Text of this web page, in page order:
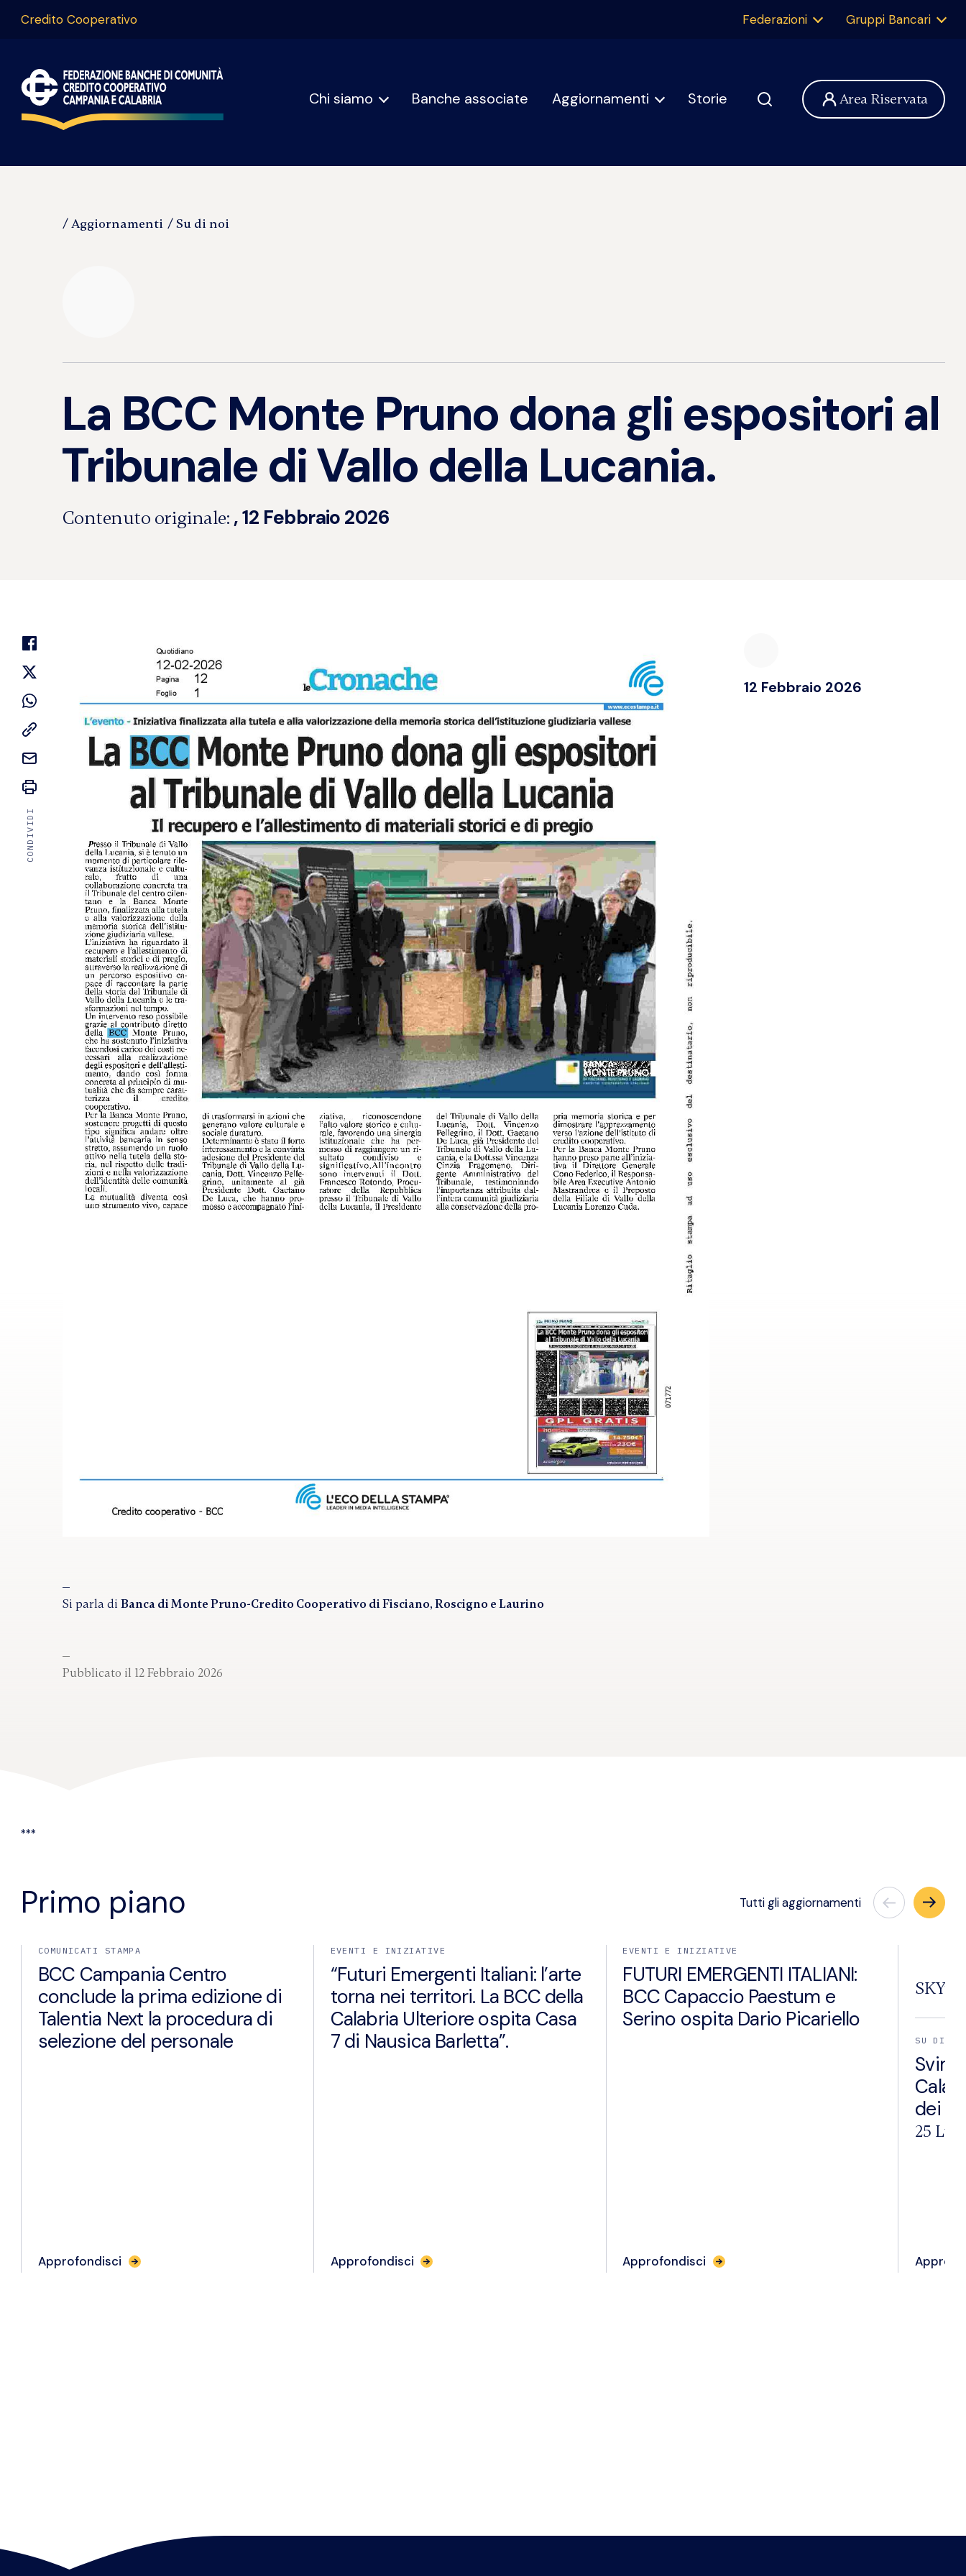
Chi siamo Banche associate Aggiornamenti Storie Area Riservata
Credito Cooperativo Federazioni Gruppi Bancari
Aggiornamenti Su di noi
La BCC Monte Pruno dona gli espositori al
Tribunale di Vallo della Lucania.
Contenuto originale: , 12 Febbraio 2026
Si parla di Banca di Monte Pruno-Credito Cooperativo di Fisciano, Roscigno e Laurino
Pubblicato il 12 Febbraio 2026
CONDIVIDI
12 Febbraio 2026
***
Primo piano Tuttigli aggiornamenti
COMUNICATI STAMPA
BCC Campania Centro
conclude la prima edizione di
Talentia Next la procedura di
selezione del personale
Approfondisci
EVENTI E INIZIATIVE
“Futuri Emergenti Italiani: l’arte
torna nei territori. La BCC della
Calabria Ulteriore ospita Casa
7 di Nausica Barletta”.
Approfondisci
EVENTI E INIZIATIVE
FUTURI EMERGENTI ITALIANI:
BCC Capaccio Paestum e
Serino ospita Dario Picariello
Approfondisci
SU DI
dei
25